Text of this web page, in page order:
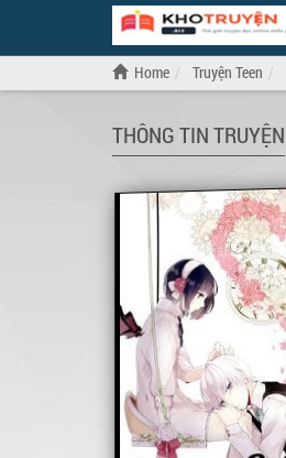
Home Truyện Teen
THÔNG TIN TRUYỆN